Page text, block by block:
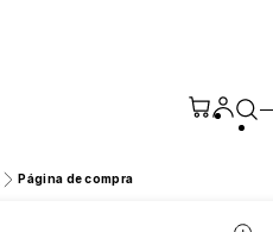
Página de compra